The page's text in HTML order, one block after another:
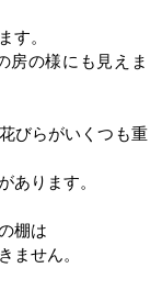
す。
房の様にも見えま
びらがいくつも重
あります。
棚は
ません。